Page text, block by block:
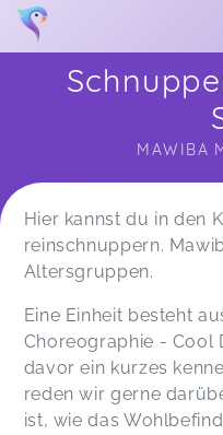
MAWIBA
Soon you will learn
Hier kannst du in den
reinschnuppern.
Altersgruppen.
Eine Einheit besteht
Choreographie - Cool
davor ein kurzes
reden wir gerne
ist, wie das